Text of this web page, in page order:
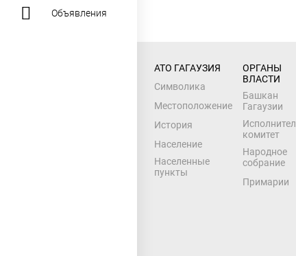
Объявления
АТО ГАГАУЗИЯ
Символика
Местоположение
История
Население
Населенные
пункты
ОРГАНЫ
ВЛАСТИ
Башкан
Гагаузии
комитет
Народное
собрание
Примарии